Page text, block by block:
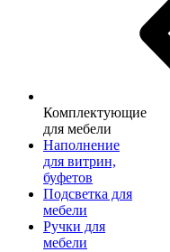
Комплектующие
для мебели
Наполнение
для витрин,
буфетов
Подсветка для
мебели
Ручки для
мебели